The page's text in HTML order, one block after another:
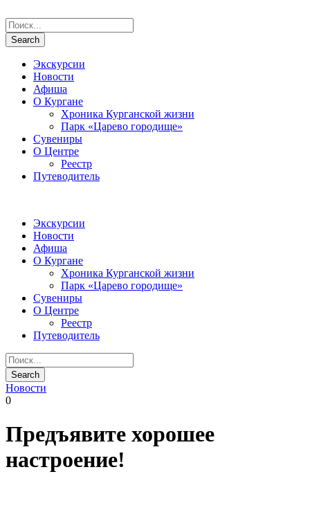
Экскурсии
Новости
Афиша
О Кургане
Хроника Курганской жизни
Парк «Царево городище»
Сувениры
О Центре
Реестр
Путеводитель
Экскурсии
Новости
Афиша
О Кургане
Хроника Курганской жизни
Парк «Царево городище»
Сувениры
О Центре
Реестр
Путеводитель
Новости
0
Предъявите хорошее
настроение!